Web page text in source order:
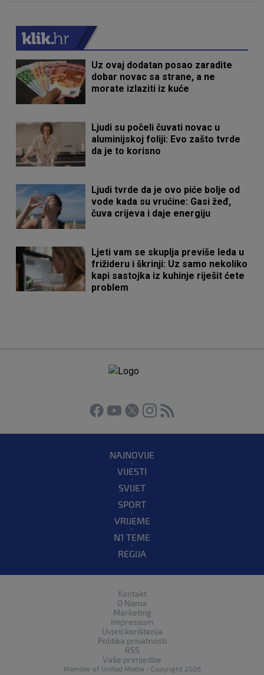
Uz ovaj dodatan posao zaradite
dobar novac sa strane, a ne
morate izlaziti iz kuće
Ljudi su počeli čuvati novac u
aluminijskoj foliji: Evo zašto tvrde
da je to korisno
Ljudi tvrde da je ovo piće bolje od
vode kada su vrućine: Gasi žeđ,
čuva crijeva i daje energiju
Ljeti vam se skuplja previše leda u
frižideru i škrinji: Uz samo nekoliko
kapi sastojka iz kuhinje riješit ćete
problem
NAJNOVIJE
VIJESTI
SVIJET
SPORT
VRIJEME
N1 TEME
REGIJA
Kontakt
O Nama
Marketing
Impressum
Uvjeti korištenja
Politika privatnosti
RSS
Vaše primjedbe
Member of United Media - Copyright 2026